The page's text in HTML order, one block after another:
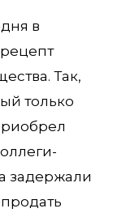
в
Так,
только
задержали